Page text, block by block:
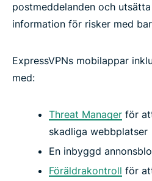
postmeddelanden och
information för risker med
ExpressVPNs mobilappar
med:
Threat Manager för
skadliga webbplatser
En inbyggd
Föräldrakontroll för